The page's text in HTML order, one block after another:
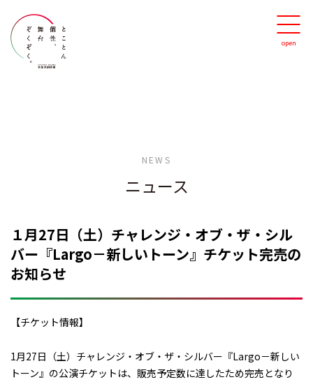
NEWS
ニュース
１月27日（土）チャレンジ・オブ・ザ・シル
バー『Largo－新しいトーン』チケット完売の
お知らせ
【チケット情報】
1月27日（土）チャレンジ・オブ・ザ・シルバー『Largo－新しい
トーン』の公演チケットは、販売予定数に達したため完売となり